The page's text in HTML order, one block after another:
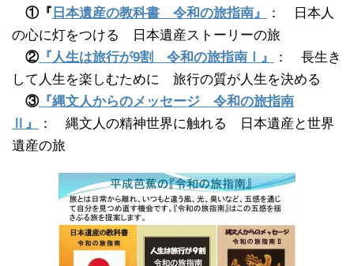
①『 日本遺産の教科書 令和の旅指南』
： 日本人
の心に灯をつける 日本遺産ストーリーの旅
②『人生は旅行が9割 令和の旅指南Ⅰ』
： 長生き
して人生を楽しむために 旅行の質が人生を決める
③『縄文人からのメッセージ 令和の旅指南
Ⅱ』
： 縄文人の精神世界に触れる 日本遺産と世界
遺産の旅